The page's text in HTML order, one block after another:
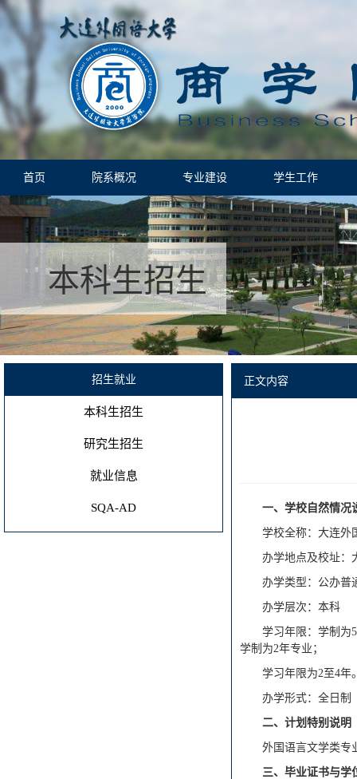
首页 院系概况 专业建设 学生工作
本科生招生
招生就业
本科生招生
研究生招生
就业信息
SQA-AD
正文内容
一、学校自然情况
学校全称：大连外
办学地点及校址：
办学类型：公办普
办学层次：本科
学习年限：学制为
学制为2年专业；
学习年限为2至4年
办学形式：全日制
二、计划特别说明
外国语言文学类专
三、毕业证书与学